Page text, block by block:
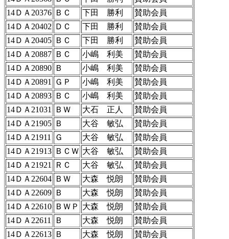
14ＤＡ20376 ＢＣ 下田 勝利
賛助会員
14ＤＡ20402 ＤＣ 下田 勝利
賛助会員
14ＤＡ20405 ＢＣ 下田 勝利
賛助会員
14ＤＡ20887 ＢＣ 小嶋 利美
賛助会員
14ＤＡ20890 Ｂ 小嶋 利美
賛助会員
14ＤＡ20891
ＧＰ 小嶋 利美
賛助会員
14ＤＡ20893 ＢＣ 小嶋 利美
賛助会員
14ＤＡ21031
ＢＷ 大石 正人
賛助会員
14ＤＡ21905 Ｂ 大谷 敏弘
賛助会員
14ＤＡ21911
Ｇ 大谷 敏弘
賛助会員
14ＤＡ21913 ＢＣＷ 大谷 敏弘
賛助会員
14ＤＡ21921
ＲＣ 大谷 敏弘
賛助会員
14ＤＡ22604 ＢＷ 大森 悦朗
賛助会員
14ＤＡ22609 Ｂ 大森 悦朗
賛助会員
14ＤＡ22610 ＢＷＰ 大森 悦朗
賛助会員
14ＤＡ22611
Ｂ 大森 悦朗
賛助会員
14ＤＡ22613 Ｂ 大森 悦朗
賛助会員